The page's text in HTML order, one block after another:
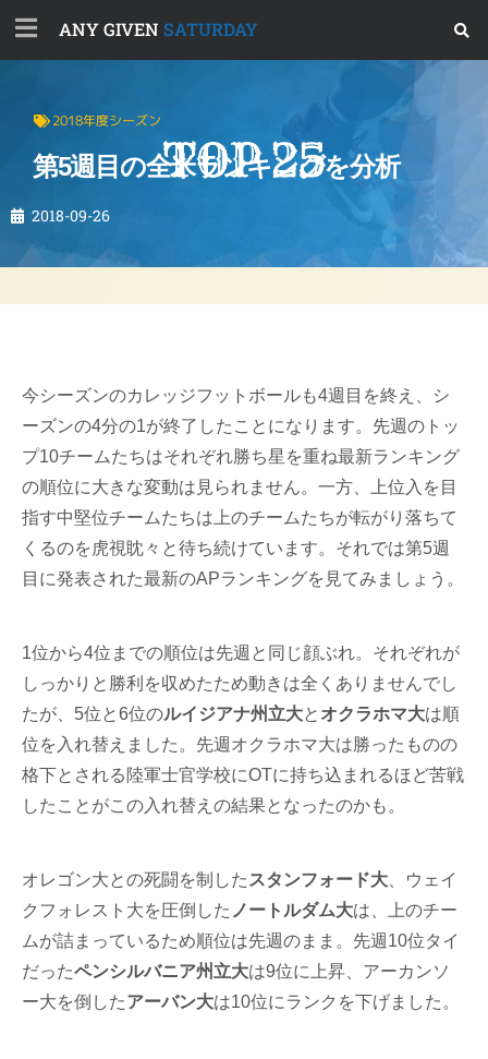
ANY GIVEN SATURDAY
2018年度シーズン
第5週目の全米ランキングを分析
2018-09-26
今シーズンのカレッジフットボールも4週目を終え、シ
ーズンの4分の1が終了したことになります。先週のトッ
プ10チームたちはそれぞれ勝ち星を重ね最新ランキング
の順位に大きな変動は見られません。一方、上位入を目
指す中堅位チームたちは上のチームたちが転がり落ちて
くるのを虎視眈々と待ち続けています。それでは第5週
目に発表された最新のAPランキングを見てみましょう。
1位から4位までの順位は先週と同じ顔ぶれ。それぞれが
しっかりと勝利を収めたため動きは全くありませんでし
たが、5位と6位のルイジアナ州立大と オクラホマ大は順
位を入れ替えました。先週オクラホマ大は勝ったものの
格下とされる陸軍士官学校にOTに持ち込まれるほど苦戦
したことがこの入れ替えの結果となったのかも。
オレゴン大との死闘を制した スタンフォード大 、ウェイ
クフォレスト大を圧倒した ノートルダム大は、上のチー
ムが詰まっているため順位は先週のまま。先週10位タイ
だったペンシルバニア州立大は9位に上昇、アーカンソ
ー大を倒したアーバン大は10位にランクを下げました。